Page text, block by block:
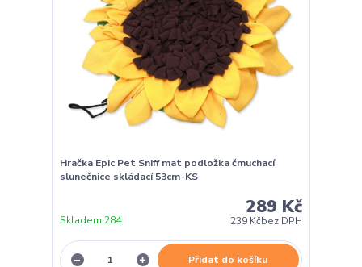
Hračka Epic Pet Sniff mat podložka čmuchací
slunečnice skládací 53cm-KS
289 Kč
239 Kčbez DPH
Skladem 284
Přidat do košíku